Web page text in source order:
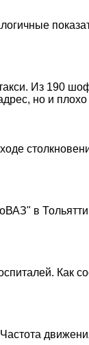
Из 190
но и
в
Как